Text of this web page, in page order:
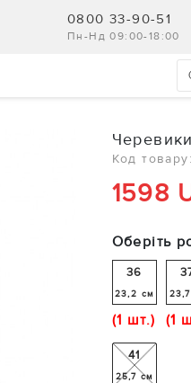
0800 33-90-51
Пн-Нд 09:00-18:00
Код товару:
1598
Оберіть
36
23,2 см
(1 шт.) (1
41
25,7 см